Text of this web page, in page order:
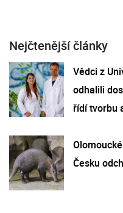
Nejčtenější články
Vědci z
odhalili
řídí tvorbu
Česku